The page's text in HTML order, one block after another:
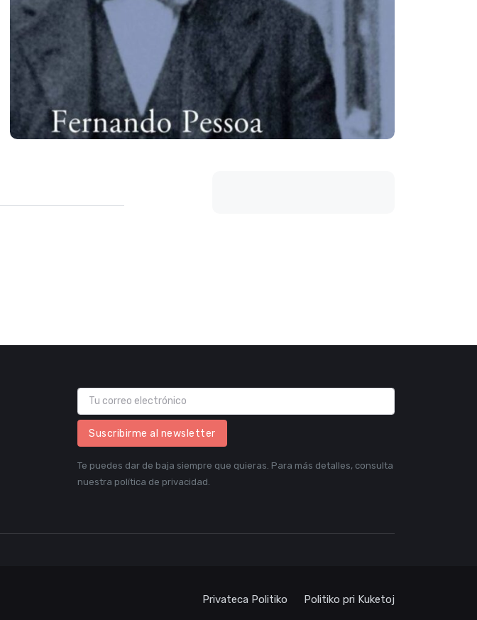
Suscribirme al newsletter
Te puedes dar de baja siempre que quieras. Para más detalles, consulta
nuestra política de privacidad.
Privateca Politiko Politiko pri Kuketoj